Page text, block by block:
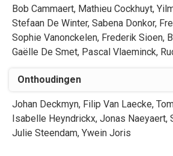
Bob Cammaert, Mathieu Cockhuyt,
Stefaan De Winter, Sabena Donkor,
Sophie Vanonckelen, Frederik Sioen,
Gaëlle De Smet, Pascal Vlaeminck,
Onthoudingen
Johan Deckmyn, Filip Van Laecke,
Isabelle Heyndrickx, Jonas Naeyaert,
Julie Steendam, Ywein Joris